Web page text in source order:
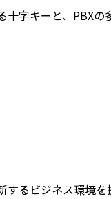
十字キーと、PBXの
するビジネス環境を